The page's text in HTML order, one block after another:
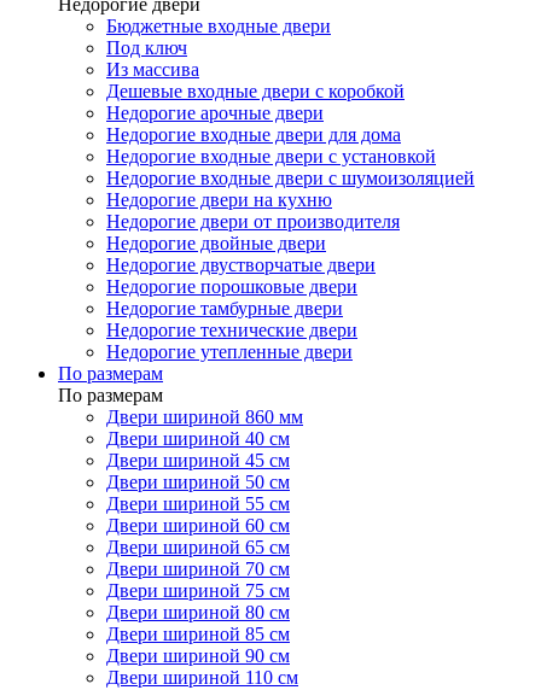
Недорогие двери
Бюджетные входные двери
Под ключ
Из массива
Дешевые входные двери с коробкой
Недорогие арочные двери
Недорогие входные двери для дома
Недорогие входные двери с установкой
Недорогие входные двери с шумоизоляцией
Недорогие двери на кухню
Недорогие двери от производителя
Недорогие двойные двери
Недорогие двустворчатые двери
Недорогие порошковые двери
Недорогие тамбурные двери
Недорогие технические двери
Недорогие утепленные двери
По размерам
По размерам
Двери шириной 860 мм
Двери шириной 40 см
Двери шириной 45 см
Двери шириной 50 см
Двери шириной 55 см
Двери шириной 60 см
Двери шириной 65 см
Двери шириной 70 см
Двери шириной 75 см
Двери шириной 80 см
Двери шириной 85 см
Двери шириной 90 см
Двери шириной 110 см